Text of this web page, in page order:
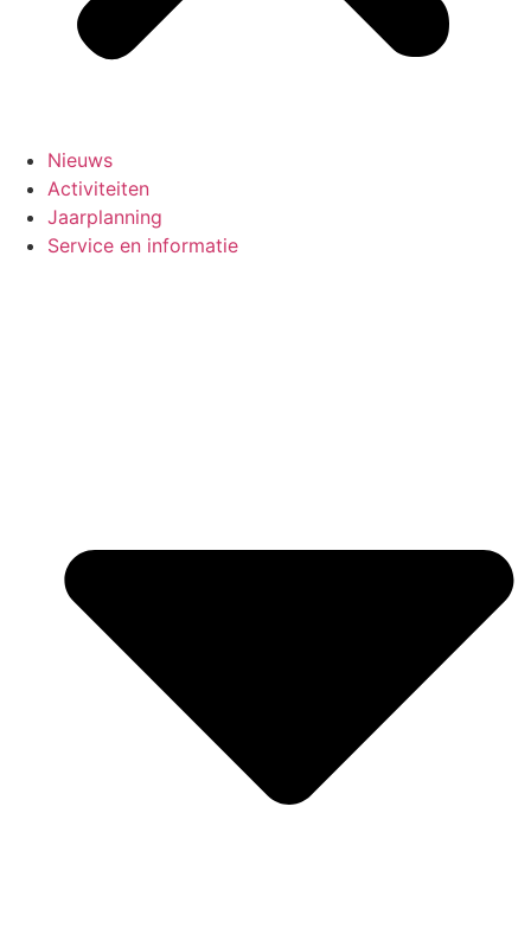
Nieuws
Activiteiten
Jaarplanning
Service en informatie